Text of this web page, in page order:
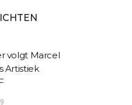
volgt Marcel
Artistiek